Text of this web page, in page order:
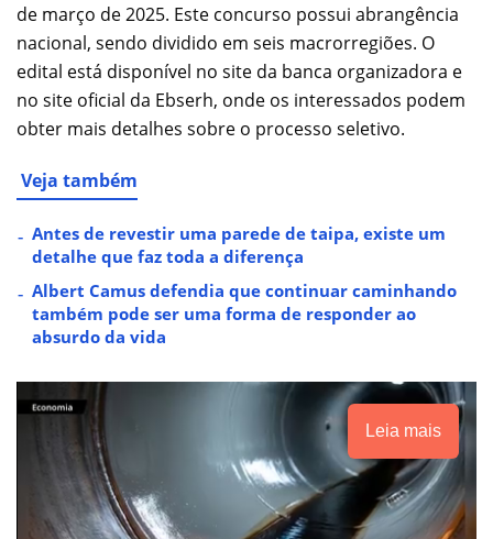
de março de 2025. Este concurso possui abrangência
nacional, sendo dividido em seis macrorregiões. O
edital está disponível no site da banca organizadora e
no site oficial da Ebserh, onde os interessados podem
obter mais detalhes sobre o processo seletivo.
Veja também
Antes de revestir uma parede de taipa, existe um
detalhe que faz toda a diferença
Albert Camus defendia que continuar caminhando
também pode ser uma forma de responder ao
absurdo da vida
Leia mais